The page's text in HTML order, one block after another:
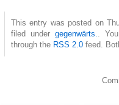
This entry was posted on
filed undergegenwärts.
.
through the RSS 2.0 feed.